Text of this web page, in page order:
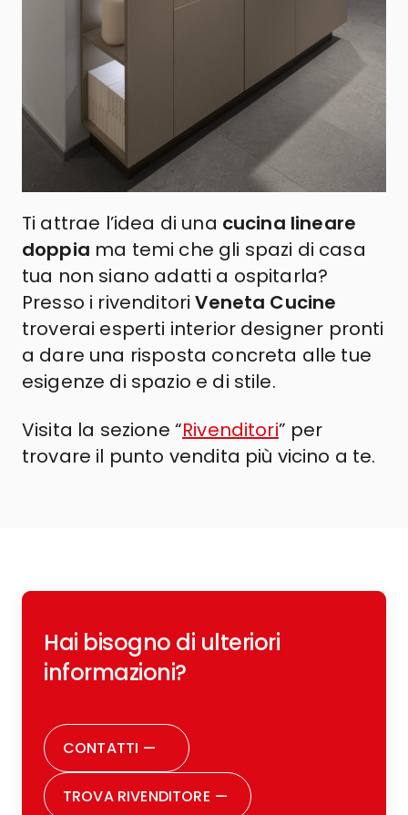
Ti attrae l’idea di una cucina lineare
doppia ma temi che gli spazi di casa
tua non siano adatti a ospitarla?
Presso i rivenditoriVeneta Cucine
troverai esperti interior designer pronti
a dare una risposta concreta alle tue
esigenze di spazio e di stile.
Visita la sezione “Rivenditori” per
trovare il punto vendita più vicino a te.
Hai bisogno di ulteriori
informazioni?
CONTATTI —
TROVA RIVENDITORE —